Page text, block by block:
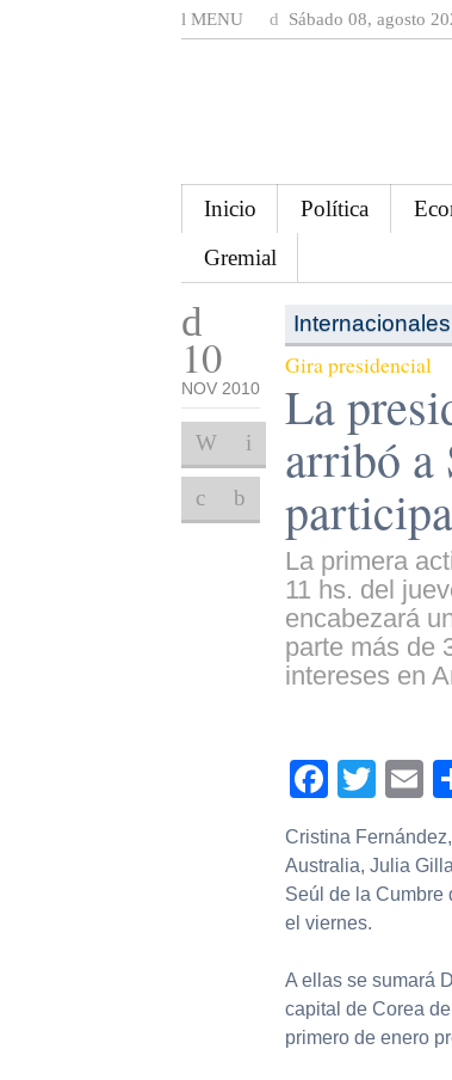
MENU Sábado 08, agosto
Inicio Política
Gremial
10
NOV 2010
Internacionales
Gira presidencial
La
arribó a
La primera
11 hs. del
encabezará
parte más de
intereses en
Cristina
Australia, Julia
Seúl de la Cumbre
el viernes.
A ellas se sumará
capital de Corea
primero de enero